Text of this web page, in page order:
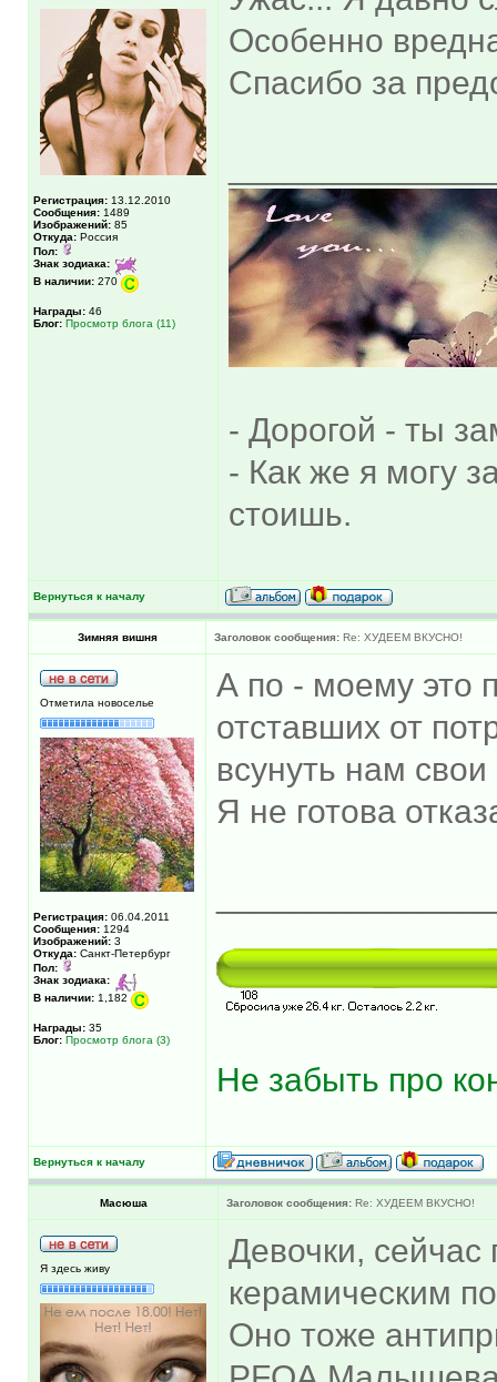
Регистрация: 13.12.2010
Сообщения: 1489
Изображений: 85
Откуда: Россия
Пол:
Знак зодиака:
В наличии: 270
Награды: 46
Блог: Просмотр блога (11)
Особенно
Спасибо за
- Дорогой - ты
- Как же я могу
стоишь.
Вернуться к началу
Зимняя вишня Заголовок сообщения: Re: ХУДЕЕМ ВКУСНО!
Отметила новоселье
Регистрация: 06.04.2011
Сообщения: 1294
Изображений: 3
Откуда: Санкт-Петербург
Пол:
Знак зодиака:
В наличии: 1,182
Награды: 35
Блог: Просмотр блога (3)
А по - моему это
отставших от
всунуть нам
Я не готова
Не забыть про
Вернуться к началу
Масюша Заголовок сообщения: Re: ХУДЕЕМ ВКУСНО!
Я здесь живу
Девочки, сейчас
керамическим
Оно тоже